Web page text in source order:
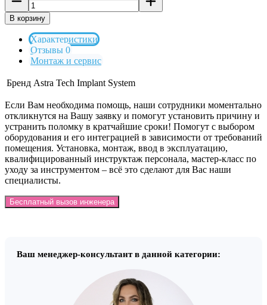
В корзину
Характеристики
Отзывы 0
Монтаж и сервис
Бренд Astra Tech Implant System
Если Вам необходима помощь, наши сотрудники моментально
откликнутся на Вашу заявку и помогут установить причину и
устранить поломку в кратчайшие сроки! Помогут с выбором
оборудования и его интеграцией в зависимости от требований
помещения. Установка, монтаж, ввод в эксплуатацию,
квалифицированный инструктаж персонала, мастер-класс по
уходу за инструментом – всё это сделают для Вас наши
специалисты.
Бесплатный вызов инженера
Ваш менеджер-консультант в данной категории: